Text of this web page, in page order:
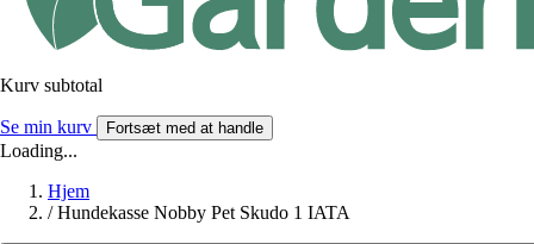
Kurv subtotal
Se min kurv Fortsæt med at handle
Loading...
Hjem
/ Hundekasse Nobby Pet Skudo 1 IATA